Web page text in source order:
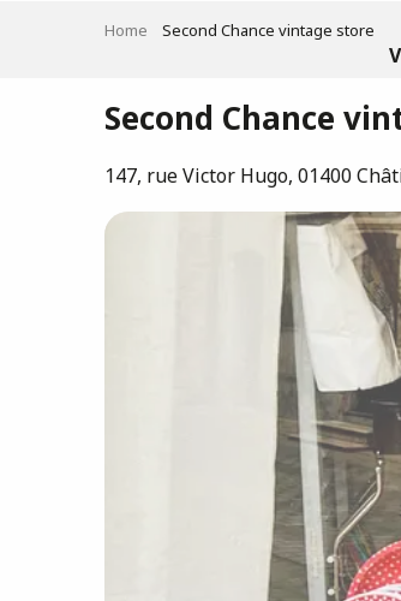
Home Second Chance vintage store
Second Chance
147, rue Victor Hugo, 01400